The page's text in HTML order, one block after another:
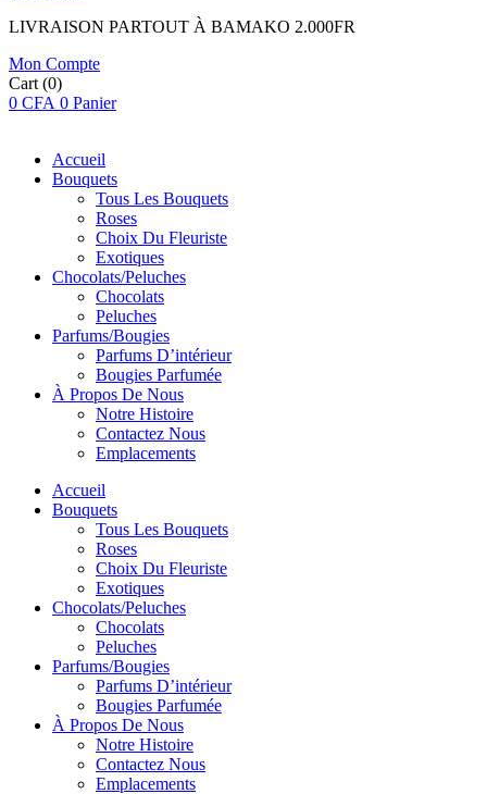
LIVRAISON PARTOUT À BAMAKO 2.000FR
Mon Compte
Cart (0)
0 CFA 0 Panier
Accueil
Bouquets
Tous Les Bouquets
Roses
Choix Du Fleuriste
Exotiques
Chocolats/Peluches
Chocolats
Peluches
Parfums/Bougies
Parfums D’intérieur
Bougies Parfumée
À Propos De Nous
Notre Histoire
Contactez Nous
Emplacements
Accueil
Bouquets
Tous Les Bouquets
Roses
Choix Du Fleuriste
Exotiques
Chocolats/Peluches
Chocolats
Peluches
Parfums/Bougies
Parfums D’intérieur
Bougies Parfumée
À Propos De Nous
Notre Histoire
Contactez Nous
Emplacements